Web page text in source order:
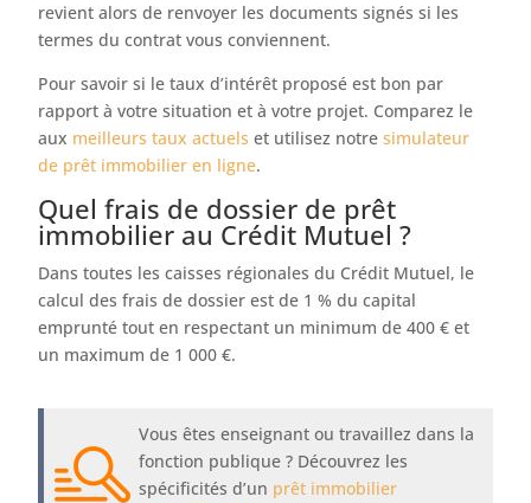
revient alors de renvoyer les documents signés si les
termes du contrat vous conviennent.
Pour savoir si le taux d’intérêt proposé est bon par
rapport à votre situation et à votre projet. Comparez le
aux meilleurs taux actuels et utilisez notresimulateur
de prêt immobilier en ligne.
Quel frais de dossier de prêt
immobilier au Crédit Mutuel ?
Dans toutes les caisses régionales du Crédit Mutuel, le
calcul des frais de dossier est de 1 % du capital
emprunté tout en respectant un minimum de 400 € et
un maximum de 1 000 €.
Vous êtes enseignant ou travaillez dans la
fonction publique ? Découvrez les
spécificités d’un prêt immobilier